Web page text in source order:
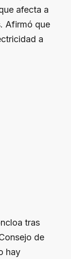
afecta a
Afirmó que
a
tras
de
hay